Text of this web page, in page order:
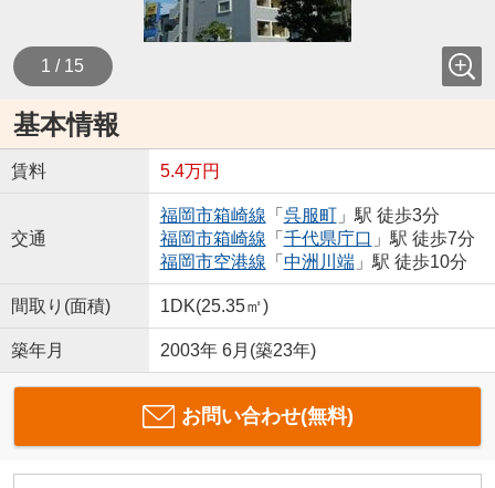
1 / 15
基本情報
賃料 5.4万円
交通
福岡市箱崎線 「 呉服町」駅 徒歩3分
福岡市箱崎線 「 千代県庁口 」駅 徒歩7分
福岡市空港線 「 中洲川端」駅 徒歩10分
間取り(面積) 1DK(25.35㎡)
築年月 2003年 6月(築23年)
お問い合わせ(無料)